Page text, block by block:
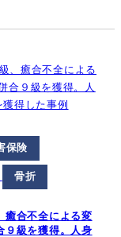
保険
骨折
癒合不全による変
９級を獲得。人身